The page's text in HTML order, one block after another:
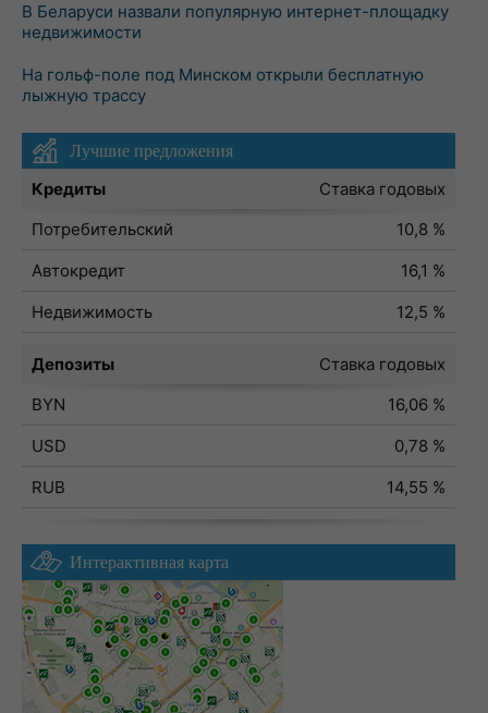
В Беларуси назвали популярную интернет-площадку
недвижимости
На гольф-поле под Минском открыли бесплатную
лыжную трассу
Лучшие предложения
Кредиты
Ставка годовых
Потребительский
10,8 %
Автокредит
16,1 %
Недвижимость
12,5 %
Депозиты
Ставка годовых
BYN
16,06 %
USD
0,78 %
RUB
14,55 %
Интерактивная карта